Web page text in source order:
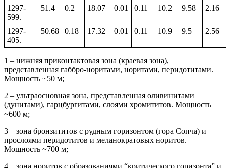
1297-
599.
51.4 0.2 18.07 0.01 0.11 10.2 9.58 2.16
1297-
405.
50.68 0.18 17.32 0.01 0.11 10.9 9.5 2.56
1 – нижняя приконтактовая зона (краевая зона),
представленная габбро-норитами, норитами, перидотитами.
Мощность ~50 м;
2 – ультраосновная зона, представленная оливинитами
(дунитами), гарцбургитами, слоями хромититов. Мощность
~600 м;
3 – зона бронзититов с рудным горизонтом (гора Сопча) и
прослоями перидотитов и меланократовых норитов.
Мощность ~700 м;
4 – зона норитов с образованиями “критического горизонта” и